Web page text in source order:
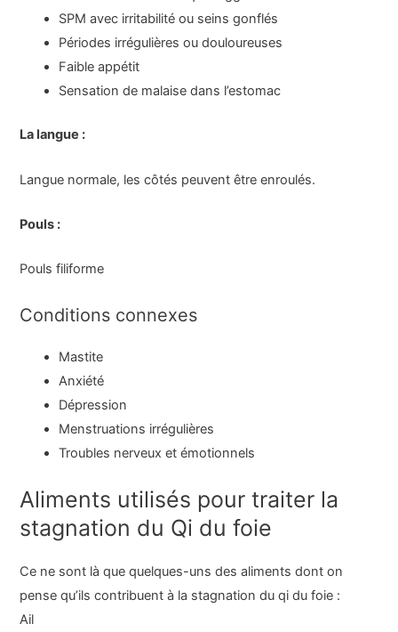
SPM avec irritabilité ou seins gonflés
Périodes irrégulières ou douloureuses
Faible appétit
Sensation de malaise dans l’estomac
La langue :
Langue normale, les côtés peuvent être enroulés.
Pouls :
Pouls filiforme
Conditions connexes
Mastite
Anxiété
Dépression
Menstruations irrégulières
Troubles nerveux et émotionnels
Aliments utilisés pour traiter la
stagnation du Qi du foie
Ce ne sont là que quelques-uns des aliments dont on
pense qu’ils contribuent à la stagnation du qi du foie :
Ail